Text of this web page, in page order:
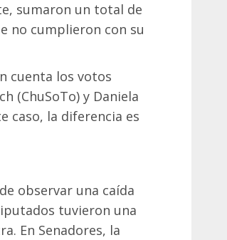
sumaron un total de
no cumplieron con su
cuenta los votos
(ChuSoTo) y Daniela
caso, la diferencia es
observar una caída
tuvieron una
En Senadores, la